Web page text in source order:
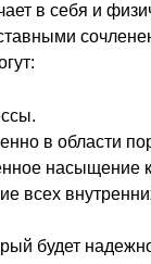
в себя и
в области
насыщение
всех
будет